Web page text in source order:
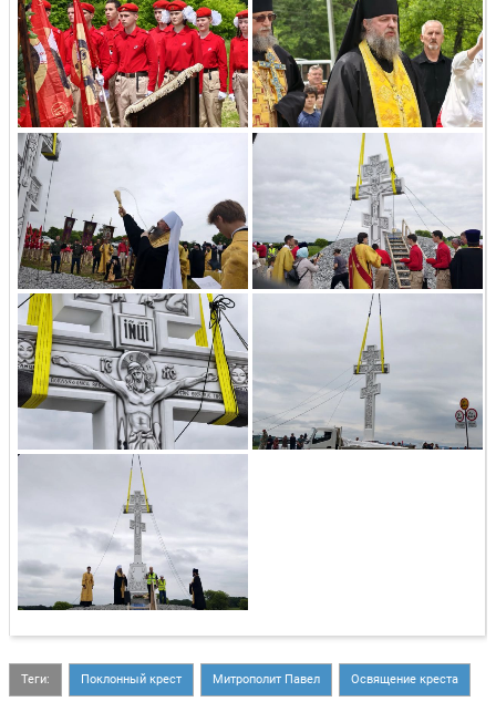
Теги: Поклонный крест Митрополит Павел Освящение креста